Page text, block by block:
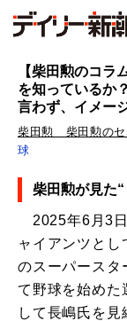
【柴田勲のコラ
を知っているか
言わず、イメー
柴田勲 柴田勲のセ
球
柴田勲が見た
2025年6月3日
ャイアンツとし
のスーパースタ
て野球を始めた
して長嶋氏を